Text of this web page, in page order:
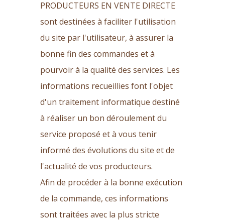
PRODUCTEURS EN VENTE DIRECTE
sont destinées à faciliter l'utilisation
du site par l'utilisateur, à assurer la
bonne fin des commandes et à
pourvoir à la qualité des services. Les
informations recueillies font l'objet
d'un traitement informatique destiné
à réaliser un bon déroulement du
service proposé et à vous tenir
informé des évolutions du site et de
l'actualité de vos producteurs.
Afin de procéder à la bonne exécution
de la commande, ces informations
sont traitées avec la plus stricte